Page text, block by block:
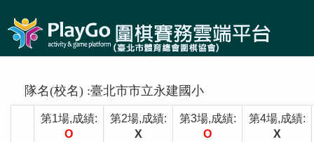
隊名(校名) :臺北市市立永建國小
第1場,成績:
O
第2場,成績:
X
第3場,成績:
O
第4場,成績:
X